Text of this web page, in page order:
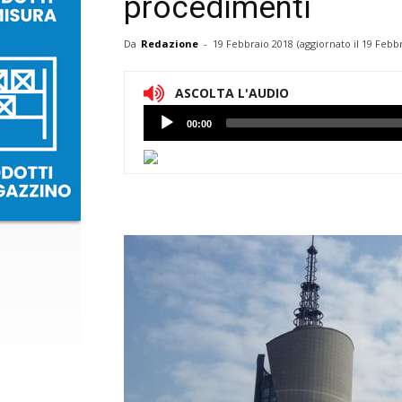
procedimenti
Da Redazione - 19 Febbraio 2018 (aggiornato il 19
ASCOLTA L'AUDIO
Lettore
Audio
00:00